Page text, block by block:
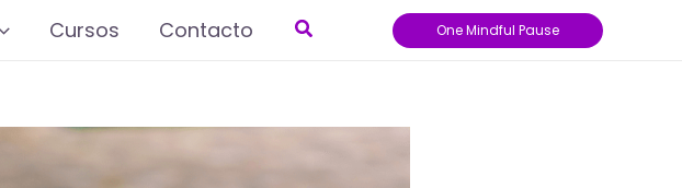
Cursos Contacto Buscar One Mindful Pause